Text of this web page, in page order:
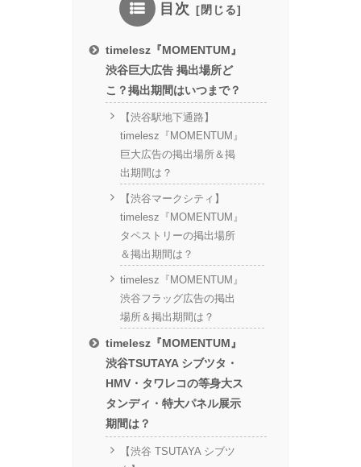
目次
timelesz『MOMENTUM』
渋谷巨大広告 掲出場所ど
こ？掲出期間はいつまで？
【渋谷駅地下通路】
timelesz『MOMENTUM』
巨大広告の掲出場所＆掲
出期間は？
【渋谷マークシティ】
timelesz『MOMENTUM』
タペストリーの掲出場所
＆掲出期間は？
timelesz『MOMENTUM』
渋谷フラッグ広告の掲出
場所＆掲出期間は？
timelesz『MOMENTUM』
渋谷TSUTAYA シブツタ・
HMV・タワレコの等身大ス
タンディ・特大パネル展示
期間は？
【渋谷 TSUTAYA シブツ